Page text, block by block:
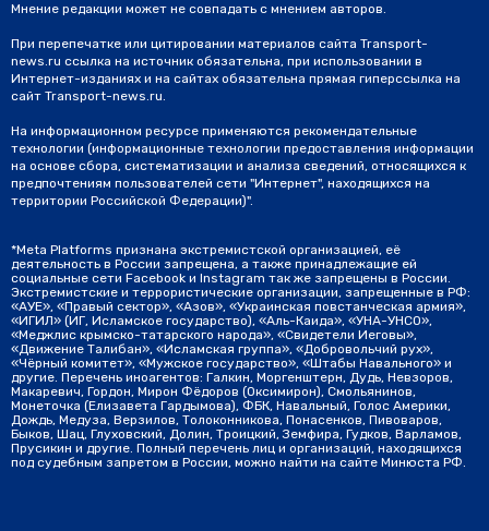
Мнение редакции может не совпадать с мнением авторов.
При перепечатке или цитировании материалов сайта Transport-
news.ru ссылка на источник обязательна, при использовании в
Интернет-изданиях и на сайтах обязательна прямая гиперссылка на
сайт Transport-news.ru.
На информационном ресурсе применяются рекомендательные
технологии (информационные технологии предоставления информации
на основе сбора, систематизации и анализа сведений, относящихся к
предпочтениям пользователей сети "Интернет", находящихся на
территории Российской Федерации)".
*Meta Platforms признана экстремистской организацией, её
деятельность в России запрещена, а также принадлежащие ей
социальные сети Facebook и Instagram так же запрещены в России.
Экстремистские и террористические организации, запрещенные в РФ:
«АУЕ», «Правый сектор», «Азов», «Украинская повстанческая армия»,
«ИГИЛ» (ИГ, Исламское государство), «Аль-Каида», «УНА-УНСО»,
«Меджлис крымско-татарского народа», «Свидетели Иеговы»,
«Движение Талибан», «Исламская группа», «Добровольчий рух»,
«Чёрный комитет», «Мужское государство», «Штабы Навального» и
другие. Перечень иноагентов: Галкин, Моргенштерн, Дудь, Невзоров,
Макаревич, Гордон, Мирон Фёдоров (Оксимирон), Смольянинов,
Монеточка (Елизавета Гардымова), ФБК, Навальный, Голос Америки,
Дождь, Медуза, Верзилов, Толоконникова, Понасенков, Пивоваров,
Быков, Шац, Глуховский, Долин, Троицкий, Земфира, Гудков, Варламов,
Прусикин и другие. Полный перечень лиц и организаций, находящихся
под судебным запретом в России, можно найти на сайте Минюста РФ.